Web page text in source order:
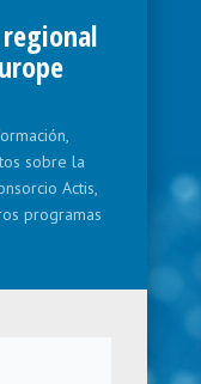
sobre la
Actis,
programas